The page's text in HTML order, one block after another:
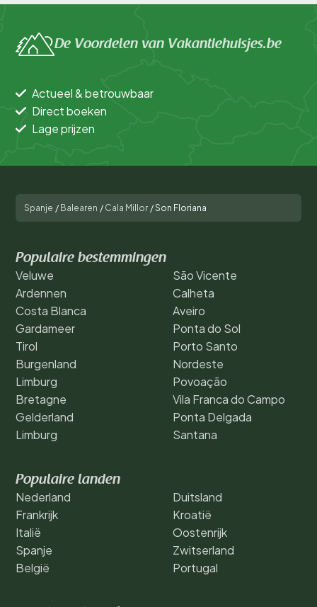
De Voordelen van Vakantiehuisjes.be
Actueel & betrouwbaar
Direct boeken
Lage prijzen
Spanje / Balearen / Cala Millor /Son Floriana
Populaire bestemmingen
Veluwe
Ardennen
Costa Blanca
Gardameer
Tirol
Burgenland
Limburg
Bretagne
Gelderland
Limburg
São Vicente
Calheta
Aveiro
Ponta do Sol
Porto Santo
Nordeste
Povoação
Vila Franca do Campo
Ponta Delgada
Santana
Populaire landen
Nederland
Frankrijk
Italië
Spanje
België
Duitsland
Kroatië
Oostenrijk
Zwitserland
Portugal